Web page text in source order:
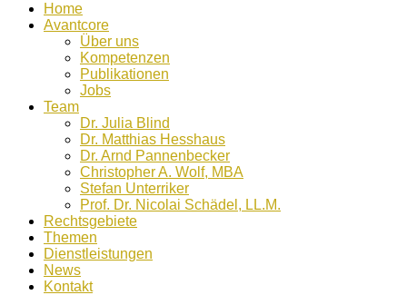
Home
Avantcore
Über uns
Kompetenzen
Publikationen
Jobs
Team
Dr. Julia Blind
Dr. Matthias Hesshaus
Dr. Arnd Pannenbecker
Christopher A. Wolf, MBA
Stefan Unterriker
Prof. Dr. Nicolai Schädel, LL.M.
Rechtsgebiete
Themen
Dienstleistungen
News
Kontakt